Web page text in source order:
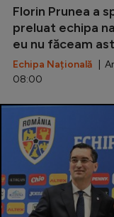
Florin Prunea a
preluat echipa
eu nu făceam
Echipa Națională |
08:00